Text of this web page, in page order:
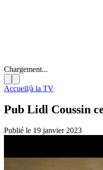
Chargement...
Accueil/à la TV
Pub Lidl Coussin
Publié le 19 janvier 2023